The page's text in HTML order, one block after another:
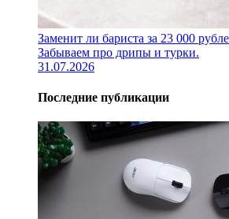
Заменит ли бариста за 23 000
Забываем про дрипы и турки.
31.07.2026
Последние публикации